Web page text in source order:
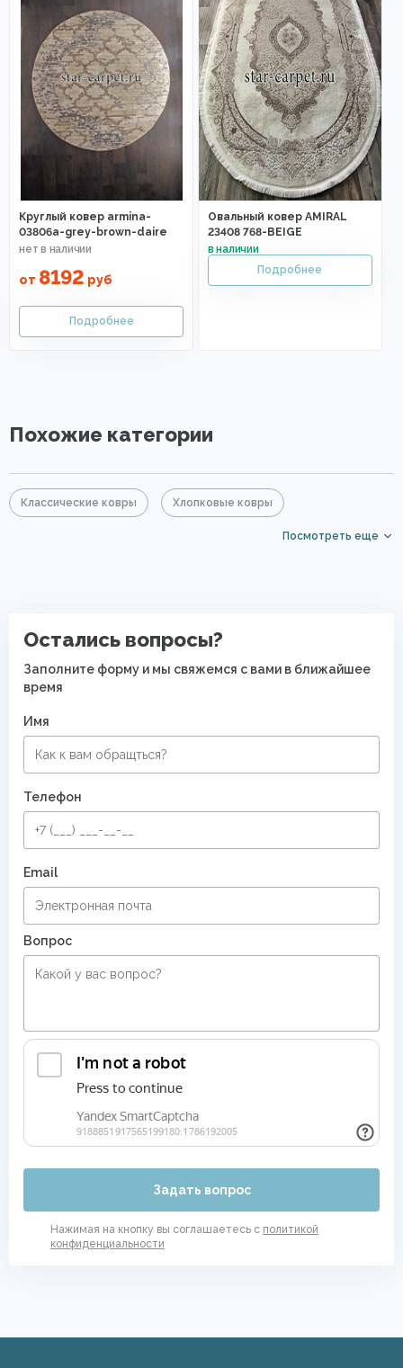
Круглый ковер armina-
03806a-grey-brown-daire
от 8192 руб
Овальный ковер AMIRAL
23408 768-BEIGE
Похожие категории
Классические ковры Хлопковые ковры
Безворсовые хлопковые ковры
Посмотреть еще
Остались вопросы?
Заполните форму и мы свяжемся с вами в ближайшее
время
Имя
Телефон
Email
Вопрос
Задать вопрос
Нажимая на кнопку вы соглашаетесь с политикой
конфиденциальности